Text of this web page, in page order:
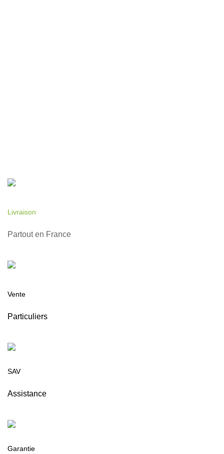
Livraison
Partout en France
Vente
Particuliers
SAV
Assistance
Garantie